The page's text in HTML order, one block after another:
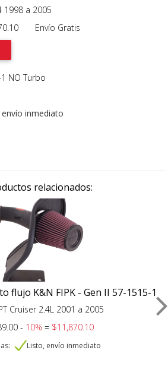
1998 a 2005
Envío Gratis
NO Turbo
inmediato
relacionados:
flujo K&N FIPK - Gen II 57-1515-1
Cruiser 2.4L 2001 a 2005
- 10%= $11,870.10
Listo, envío inmediato